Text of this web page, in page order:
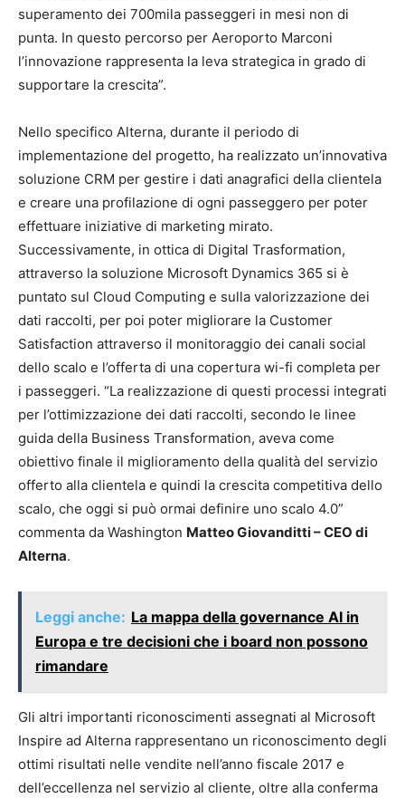
superamento dei 700mila passeggeri in mesi non di
punta. In questo percorso per Aeroporto Marconi
l’innovazione rappresenta la leva strategica in grado di
supportare la crescita”.
Nello specifico Alterna, durante il periodo di
implementazione del progetto, ha realizzato un’innovativa
soluzione CRM per gestire i dati anagrafici della clientela
e creare una profilazione di ogni passeggero per poter
effettuare iniziative di marketing mirato.
Successivamente, in ottica di Digital Trasformation,
attraverso la soluzione Microsoft Dynamics 365 si è
puntato sul Cloud Computing e sulla valorizzazione dei
dati raccolti, per poi poter migliorare la Customer
Satisfaction attraverso il monitoraggio dei canali social
dello scalo e l’offerta di una copertura wi-fi completa per
i passeggeri. “La realizzazione di questi processi integrati
per l’ottimizzazione dei dati raccolti, secondo le linee
guida della Business Transformation, aveva come
obiettivo finale il miglioramento della qualità del servizio
offerto alla clientela e quindi la crescita competitiva dello
scalo, che oggi si può ormai definire uno scalo 4.0”
commenta da Washington Matteo Giovanditti – CEO di
Alterna.
Leggi anche: La mappa della governance AI in
Europa e tre decisioni che i board non possono
rimandare
Gli altri importanti riconoscimenti assegnati al Microsoft
Inspire ad Alterna rappresentano un riconoscimento degli
ottimi risultati nelle vendite nell’anno fiscale 2017 e
dell’eccellenza nel servizio al cliente, oltre alla conferma